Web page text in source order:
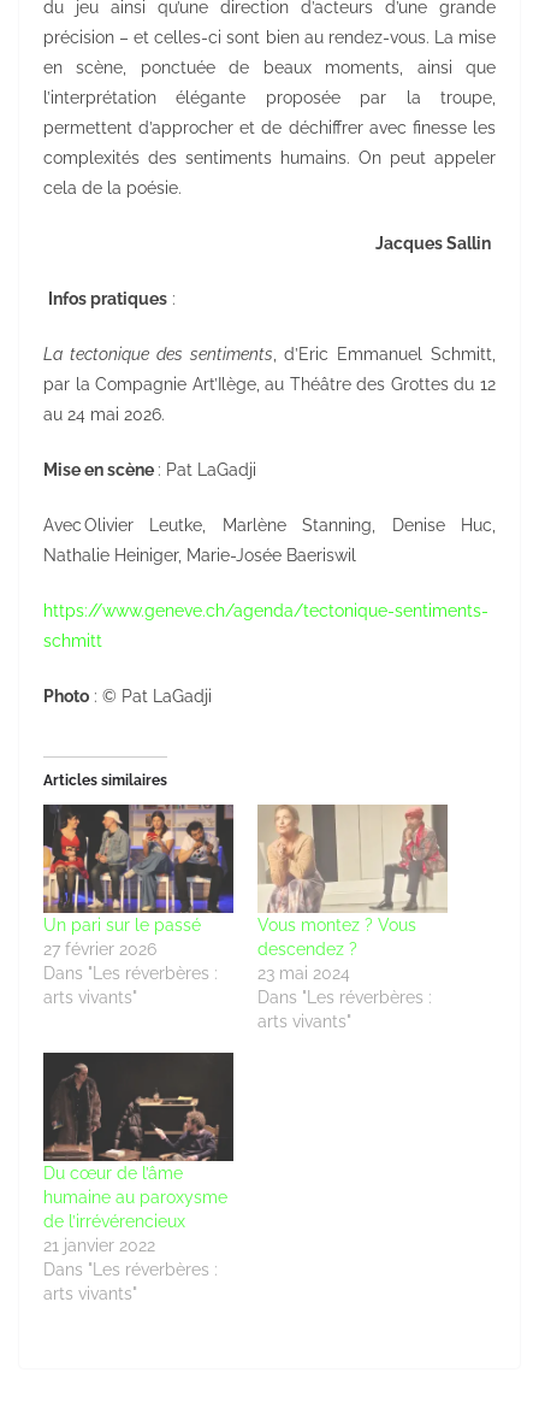
du jeu ainsi qu’une direction d’acteurs d’une grande
précision – et celles-ci sont bien au rendez-vous. La mise
en scène, ponctuée de beaux moments, ainsi que
l’interprétation élégante proposée par la troupe,
permettent d’approcher et de déchiffrer avec finesse les
complexités des sentiments humains. On peut appeler
cela de la poésie.
Jacques Sallin
Infos pratiques :
La tectonique des sentiments
d’Eric Emmanuel Schmitt,
par la Compagnie Art’Ilège, au Théâtre des Grottes du 12
au 24 mai 2026.
Mise en scène : Pat LaGadji
Avec Olivier Leutke, Marlène Stanning, Denise Huc,
Nathalie Heiniger, Marie-Josée Baeriswil
https://www.geneve.ch/agenda/tectonique-sentiments-
schmitt
Photo : © Pat LaGadji
Articles similaires
Un pari sur le passé
27 février 2026
Dans "Les réverbères :
arts vivants"
Vous montez ? Vous
descendez ?
23 mai 2024
Dans "Les réverbères :
arts vivants"
Du cœur de l’âme
humaine au paroxysme
de l’irrévérencieux
21 janvier 2022
Dans "Les réverbères :
arts vivants"